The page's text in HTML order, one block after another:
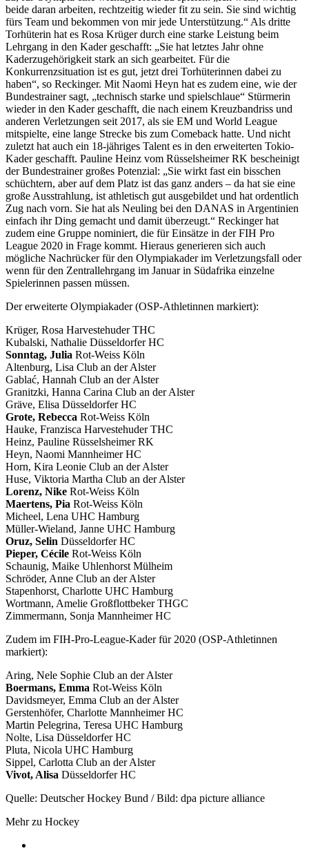
beide daran arbeiten, rechtzeitig wieder fit zu sein. Sie sind wichtig
fürs Team und bekommen von mir jede Unterstützung.“ Als dritte
Torhüterin hat es Rosa Krüger durch eine starke Leistung beim
Lehrgang in den Kader geschafft: „Sie hat letztes Jahr ohne
Kaderzugehörigkeit stark an sich gearbeitet. Für die
Konkurrenzsituation ist es gut, jetzt drei Torhüterinnen dabei zu
haben“, so Reckinger. Mit Naomi Heyn hat es zudem eine, wie der
Bundestrainer sagt, „technisch starke und spielschlaue“ Stürmerin
wieder in den Kader geschafft, die nach einem Kreuzbandriss und
anderen Verletzungen seit 2017, als sie EM und World League
mitspielte, eine lange Strecke bis zum Comeback hatte. Und nicht
zuletzt hat auch ein 18-jähriges Talent es in den erweiterten Tokio-
Kader geschafft. Pauline Heinz vom Rüsselsheimer RK bescheinigt
der Bundestrainer großes Potenzial: „Sie wirkt fast ein bisschen
schüchtern, aber auf dem Platz ist das ganz anders – da hat sie eine
große Ausstrahlung, ist athletisch gut ausgebildet und hat ordentlich
Zug nach vorn. Sie hat als Neuling bei den DANAS in Argentinien
einfach ihr Ding gemacht und damit überzeugt.“ Reckinger hat
zudem eine Gruppe nominiert, die für Einsätze in der FIH Pro
League 2020 in Frage kommt. Hieraus generieren sich auch
mögliche Nachrücker für den Olympiakader im Verletzungsfall oder
wenn für den Zentrallehrgang im Januar in Südafrika einzelne
Spielerinnen passen müssen.
Der erweiterte Olympiakader (OSP-Athletinnen markiert):
Krüger, Rosa Harvestehuder THC
Kubalski, Nathalie Düsseldorfer HC
Sonntag, Julia Rot-Weiss Köln
Altenburg, Lisa Club an der Alster
Gablać, Hannah Club an der Alster
Granitzki, Hanna Carina Club an der Alster
Gräve, Elisa Düsseldorfer HC
Grote, Rebecca Rot-Weiss Köln
Hauke, Franzisca Harvestehuder THC
Heinz, Pauline Rüsselsheimer RK
Heyn, Naomi Mannheimer HC
Horn, Kira Leonie Club an der Alster
Huse, Viktoria Martha Club an der Alster
Lorenz, Nike Rot-Weiss Köln
Maertens, Pia Rot-Weiss Köln
Micheel, Lena UHC Hamburg
Müller-Wieland, Janne UHC Hamburg
Oruz, Selin Düsseldorfer HC
Pieper, Cécile Rot-Weiss Köln
Schaunig, Maike Uhlenhorst Mülheim
Schröder, Anne Club an der Alster
Stapenhorst, Charlotte UHC Hamburg
Wortmann, Amelie Großflottbeker THGC
Zimmermann, Sonja Mannheimer HC
Zudem im FIH-Pro-League-Kader für 2020 (OSP-Athletinnen
markiert):
Aring, Nele Sophie Club an der Alster
Boermans, Emma Rot-Weiss Köln
Davidsmeyer, Emma Club an der Alster
Gerstenhöfer, Charlotte Mannheimer HC
Martin Pelegrina, Teresa UHC Hamburg
Nolte, Lisa Düsseldorfer HC
Pluta, Nicola UHC Hamburg
Sippel, Carlotta Club an der Alster
Vivot, Alisa Düsseldorfer HC
Quelle: Deutscher Hockey Bund / Bild: dpa picture alliance
Mehr zu Hockey